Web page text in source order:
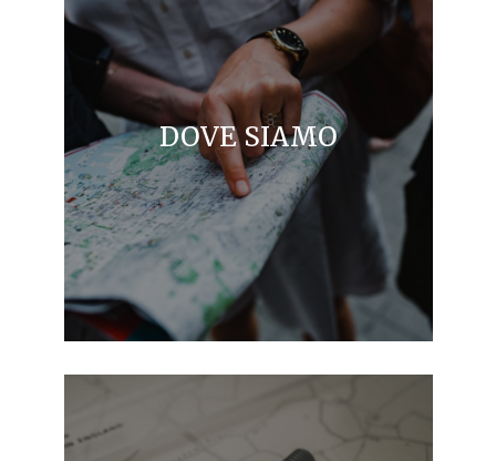
DOVE SIAMO